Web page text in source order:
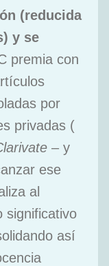
(reducida
y se
premia con
por
privadas (
– y
ese
al
significativo
así